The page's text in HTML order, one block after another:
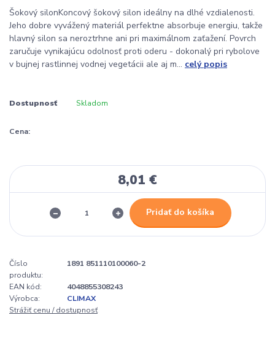
Šokový silonKoncový šokový silon ideálny na dlhé vzdialenosti.
Jeho dobre vyvážený materiál perfektne absorbuje energiu, takže
hlavný silon sa neroztrhne ani pri maximálnom zaťažení. Povrch
zaručuje vynikajúcu odolnosť proti oderu - dokonalý pri rybolove
v bujnej rastlinnej vodnej vegetácii ale aj m... celý popis
Dostupnosť Skladom
Cena:
8,01 €
Pridať do košíka
Číslo
produktu:
1891 851110100060-2
EAN kód:
4048855308243
Výrobca:
CLIMAX
Strážiť cenu / dostupnosť